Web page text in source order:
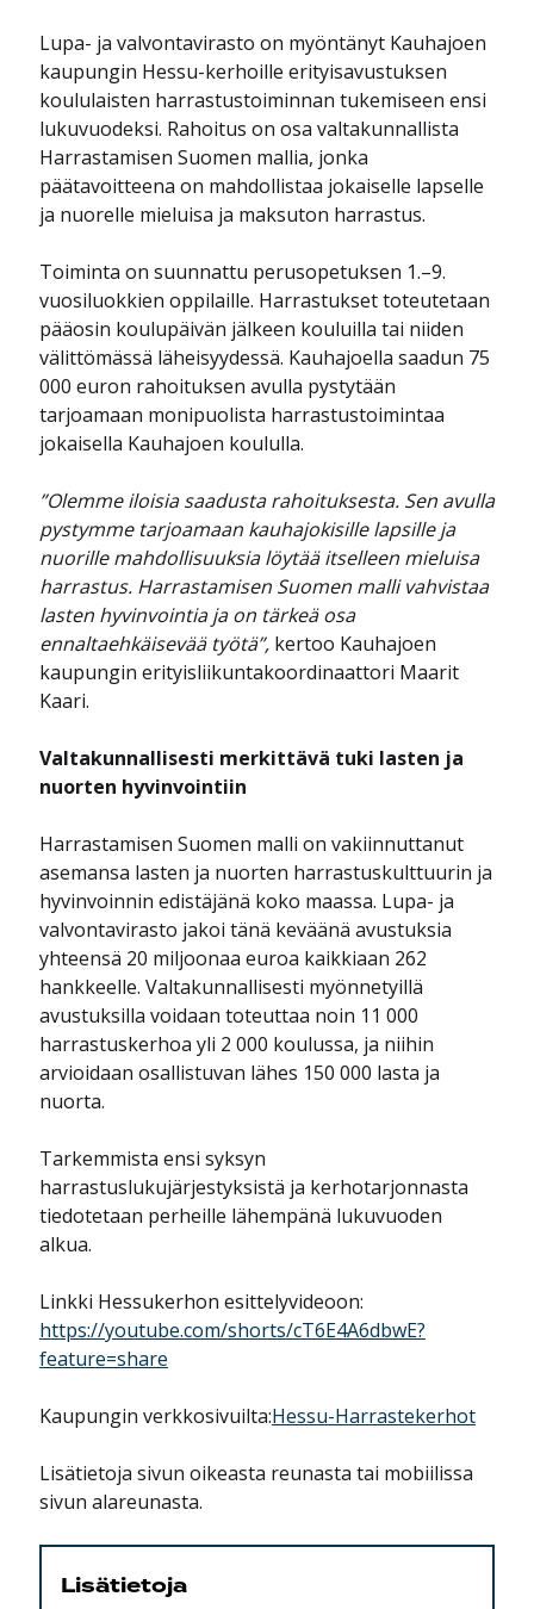
Lupa- ja valvontavirasto on myöntänyt Kauhajoen
kaupungin Hessu-kerhoille erityisavustuksen
koululaisten harrastustoiminnan tukemiseen ensi
lukuvuodeksi. Rahoitus on osa valtakunnallista
Harrastamisen Suomen mallia, jonka
päätavoitteena on mahdollistaa jokaiselle lapselle
ja nuorelle mieluisa ja maksuton harrastus.
Toiminta on suunnattu perusopetuksen 1.–9.
vuosiluokkien oppilaille. Harrastukset toteutetaan
pääosin koulupäivän jälkeen kouluilla tai niiden
välittömässä läheisyydessä. Kauhajoella saadun 75
000 euron rahoituksen avulla pystytään
tarjoamaan monipuolista harrastustoimintaa
jokaisella Kauhajoen koululla.
”Olemme iloisia saadusta rahoituksesta. Sen avulla
pystymme tarjoamaan kauhajokisille lapsille ja
nuorille mahdollisuuksia löytää itselleen mieluisa
harrastus. Harrastamisen Suomen malli vahvistaa
lasten hyvinvointia ja on tärkeä osa
ennaltaehkäisevää työtä”,kertoo Kauhajoen
kaupungin erityisliikuntakoordinaattori Maarit
Kaari.
Valtakunnallisesti merkittävä tuki lasten ja
nuorten hyvinvointiin
Harrastamisen Suomen malli on vakiinnuttanut
asemansa lasten ja nuorten harrastuskulttuurin ja
hyvinvoinnin edistäjänä koko maassa. Lupa- ja
valvontavirasto jakoi tänä keväänä avustuksia
yhteensä 20 miljoonaa euroa kaikkiaan 262
hankkeelle. Valtakunnallisesti myönnetyillä
avustuksilla voidaan toteuttaa noin 11 000
harrastuskerhoa yli 2 000 koulussa, ja niihin
arvioidaan osallistuvan lähes 150 000 lasta ja
nuorta.
Tarkemmista ensi syksyn
harrastuslukujärjestyksistä ja kerhotarjonnasta
tiedotetaan perheille lähempänä lukuvuoden
alkua.
Linkki Hessukerhon esittelyvideoon:
https://youtube.com/shorts/cT6E4A6dbwE?
feature=share
Kaupungin verkkosivuilta:Hessu-Harrastekerhot
Lisätietoja sivun oikeasta reunasta tai mobiilissa
sivun alareunasta.
Lisätietoja